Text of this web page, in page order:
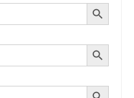
Search
Button
Search
Button
Search